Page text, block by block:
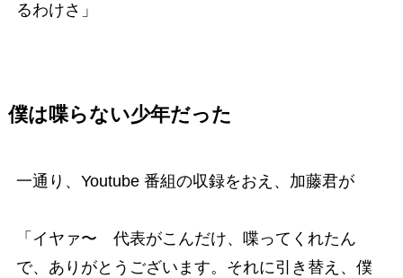
るわけさ」
僕は喋らない少年だった
一通り、Youtube 番組の収録をおえ、加藤君が
「イヤァ〜 代表がこんだけ、喋ってくれたん
で、ありがとうございます。それに引き替え、僕